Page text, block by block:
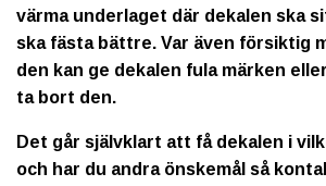
värma underlaget där dekalen ska
ska fästa bättre. Var även försiktig
den kan ge dekalen fula märken
ta bort den.
Det går självklart att få dekalen i
och har du andra önskemål så